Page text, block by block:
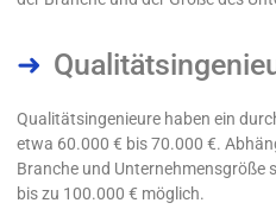
Qualitätsingenieure haben ein
etwa 60.000 € bis 70.000 €.
Branche und Unternehmensgröße
bis zu 100.000 € möglich.